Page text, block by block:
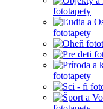
fototapety
fototapety
fototapety